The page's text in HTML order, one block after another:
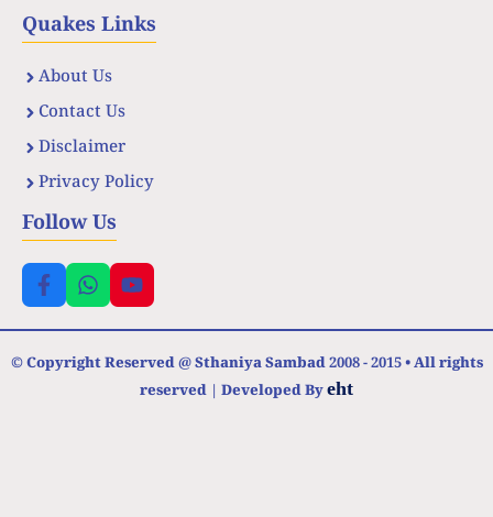
Quakes Links
About Us
Contact Us
Disclaimer
Privacy Policy
Follow Us
© Copyright Reserved @ Sthaniya Sambad 2008 - 2015 • All rights
reserved | Developed Byeht